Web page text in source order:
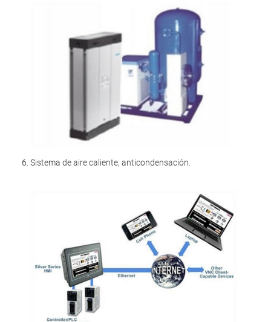
6. Sistema de aire caliente, anticondensación.